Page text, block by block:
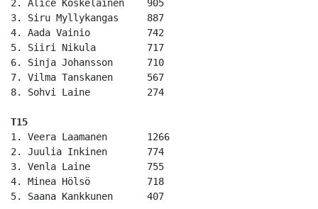
2. Alice Koskelainen	905
3. Siru Myllykangas	887
4. Aada Vainio		742
5. Siiri Nikula		717
6. Sinja Johansson	710
7. Vilma Tanskanen	567
8. Sohvi Laine		274
1. Veera Laamanen	1266
2. Juulia Inkinen	774
3. Venla Laine		755
4. Minea Hölsö		718
5. Saana Kankkunen	407